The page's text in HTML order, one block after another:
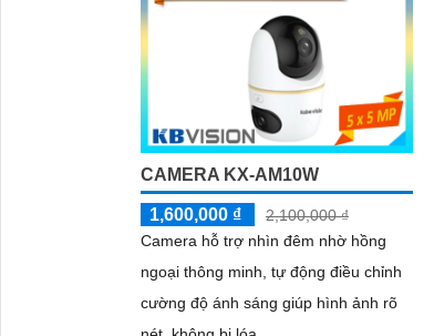
CAMERA KX-AM10W
1,600,000 ₫
2,100,000 ₫
Camera hỗ trợ nhìn đêm nhờ hồng
ngoại thông minh, tự động điều chỉnh
cường độ ánh sáng giúp hình ảnh rõ